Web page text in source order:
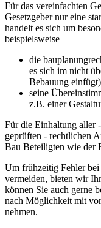
Für das vereinfachten
Gesetzgeber nur eine
handelt es sich um
beispielsweise
die
es sich im nicht
Bebauung
seine
z.B. einer
Für die Einhaltung aller
geprüften - rechtlichen
Bau Beteiligten wie der
Um frühzeitig Fehler
vermeiden, bieten wir
können Sie auch gerne
nach Möglichkeit mit
nehmen.